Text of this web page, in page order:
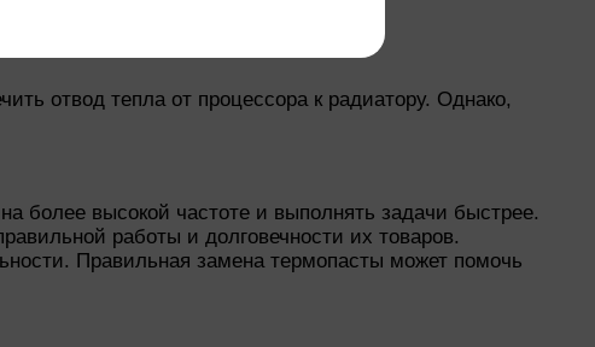
отвод тепла от процессора к радиатору. Однако,
более высокой частоте и выполнять задачи быстрее.
работы и долговечности их товаров.
Правильная замена термопасты может помочь